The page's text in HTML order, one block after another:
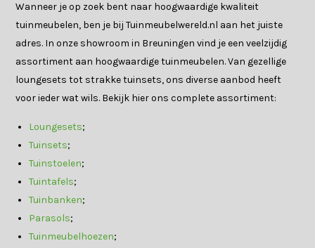
Wanneer je op zoek bent naar hoogwaardige kwaliteit
tuinmeubelen, ben je bij Tuinmeubelwereld.nl aan het juiste
adres. In onze showroom in Breuningen vind je een veelzijdig
assortiment aan hoogwaardige tuinmeubelen. Van gezellige
loungesets tot strakke tuinsets, ons diverse aanbod heeft
voor ieder wat wils. Bekijk hier ons complete assortiment:
Loungesets;
Tuinsets;
Tuinstoelen;
Tuintafels;
Tuinbanken;
Parasols;
Tuinmeubelhoezen;